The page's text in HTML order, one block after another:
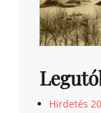
Hirdetés